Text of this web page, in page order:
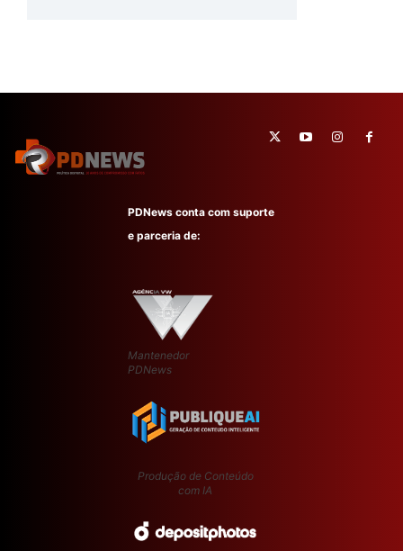
PDNews conta com suporte
e parceria de:
Mantenedor
PDNews
Produção de Conteúdo
com IA